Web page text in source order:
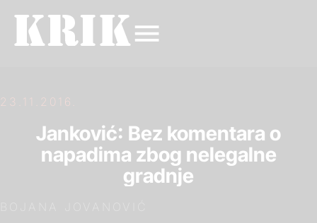
23.11.2016.
Janković: Bez komentara o
napadima zbog nelegalne
gradnje